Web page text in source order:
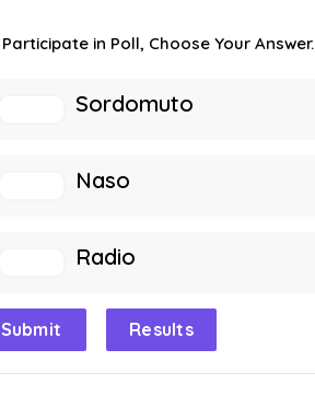
Participate in Poll, Choose Your Answer.
Sordomuto
Naso
Radio
Submit Results